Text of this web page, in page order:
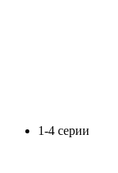
1-4 серии